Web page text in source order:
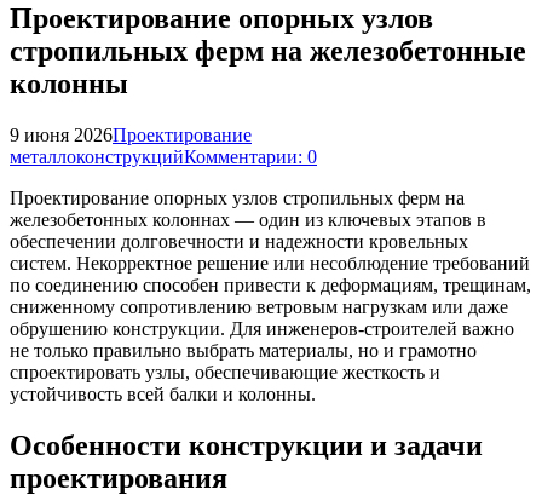
Проектирование опорных узлов
стропильных ферм на железобетонные
колонны
9 июня 2026Проектирование
металлоконструкцийКомментарии: 0
Проектирование опорных узлов стропильных ферм на
железобетонных колоннах — один из ключевых этапов в
обеспечении долговечности и надежности кровельных
систем. Некорректное решение или несоблюдение требований
по соединению способен привести к деформациям, трещинам,
сниженному сопротивлению ветровым нагрузкам или даже
обрушению конструкции. Для инженеров-строителей важно
не только правильно выбрать материалы, но и грамотно
спроектировать узлы, обеспечивающие жесткость и
устойчивость всей балки и колонны.
Особенности конструкции и задачи
проектирования